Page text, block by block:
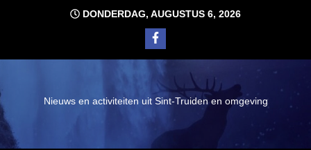
DONDERDAG, AUGUSTUS 6, 2026
Nieuws en activiteiten uit Sint-Truiden en omgeving